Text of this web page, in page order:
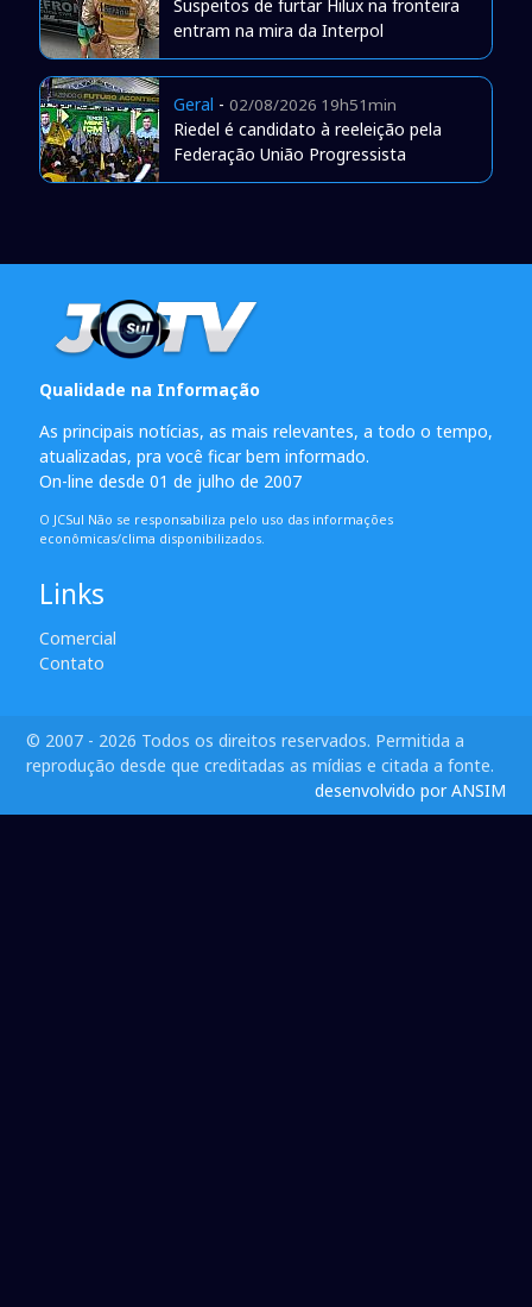
Suspeitos de furtar Hilux na fronteira
entram na mira da Interpol
Geral - 02/08/2026 19h51min
Riedel é candidato à reeleição pela
Federação União Progressista
Qualidade na Informação
As principais notícias, as mais relevantes, a todo o tempo,
atualizadas, pra você ficar bem informado.
On-line desde 01 de julho de 2007
O JCSul Não se responsabiliza pelo uso das informações
econômicas/clima disponibilizados.
Links
Comercial
Contato
© 2007 - 2026 Todos os direitos reservados. Permitida a
reprodução desde que creditadas as mídias e citada a fonte.
desenvolvido por ANSIM